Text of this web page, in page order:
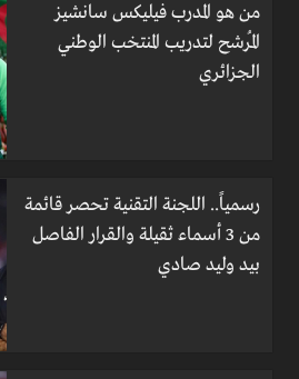
من هو المدرب فيليكس سانشيز
المُرشح لتدريب المنتخب الوطني
الجزائري
رسمياً.. اللجنة التقنية تحصر قائمة
من 3 أسماء ثقيلة والقرار الفاصل
بيد وليد صادي